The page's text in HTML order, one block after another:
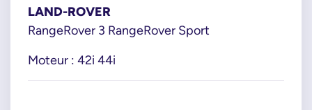
LAND-ROVER
RangeRover 3 RangeRover Sport
Moteur : 42i 44i